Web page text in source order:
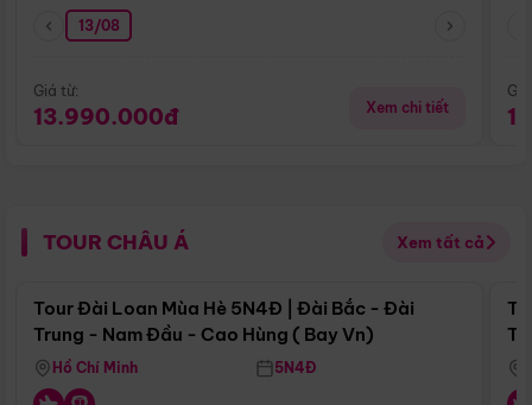
13/08
Giá từ:
13.990.000đ Xem chi tiết
TOUR CHÂU Á Xem tất cả
Điểm nổi bật
Tour Đài Loan Mùa Hè 5N4Đ | Đài Bắc - Đài
Trung - Nam Đầu - Cao Hùng ( Bay Vn)
Hồ Chí Minh 5N4Đ